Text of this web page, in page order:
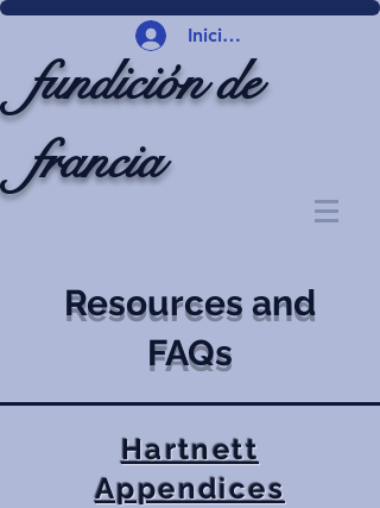
Iniciar sesión
fundición de
francia
Resources and
FAQs
Hartnett
Appendices